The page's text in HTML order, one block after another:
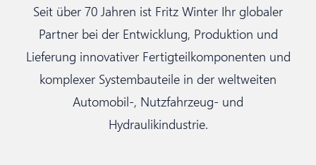
Seit über 70 Jahren ist Fritz Winter Ihr globaler
Partner bei der Entwicklung, Produktion und
Lieferung innovativer Fertigteilkomponenten und
komplexer Systembauteile in der weltweiten
Automobil-, Nutzfahrzeug- und
Hydraulikindustrie.